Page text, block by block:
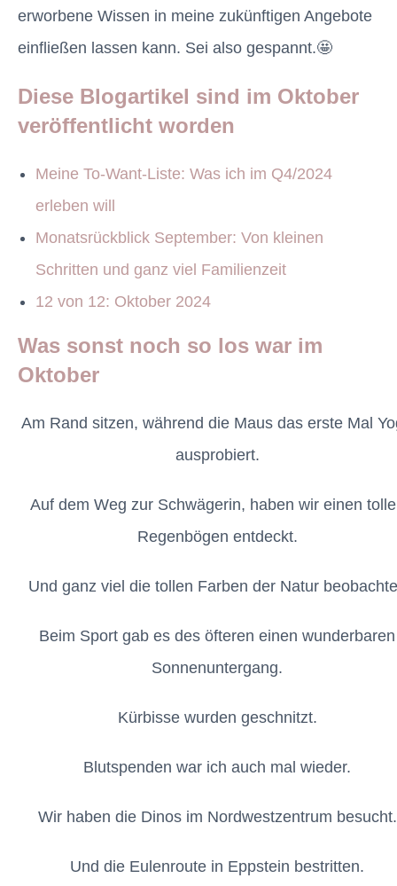
erworbene Wissen in meine zukünftigen Angebote
einfließen lassen kann. Sei also gespannt.🤩
Diese Blogartikel sind im Oktober
veröffentlicht worden
Meine To-Want-Liste: Was ich im Q4/2024
erleben will
Monatsrückblick September: Von kleinen
Schritten und ganz viel Familienzeit
12 von 12: Oktober 2024
Was sonst noch so los war im
Oktober
Am Rand sitzen, während die Maus das erste Mal
ausprobiert.
Auf dem Weg zur Schwägerin, haben wir einen
Regenbögen entdeckt.
Und ganz viel die tollen Farben der Natur
Beim Sport gab es des öfteren einen wunderbaren
Sonnenuntergang.
Kürbisse wurden geschnitzt.
Blutspenden war ich auch mal wieder.
Wir haben die Dinos im Nordwestzentrum besucht.
Und die Eulenroute in Eppstein bestritten.